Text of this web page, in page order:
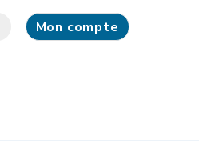
Mon compte